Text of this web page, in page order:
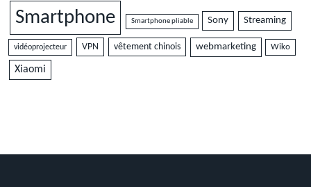
Smartphone Smartphone pliable Sony Streaming
vidéoprojecteur VPN vêtement chinois webmarketing Wiko
Xiaomi